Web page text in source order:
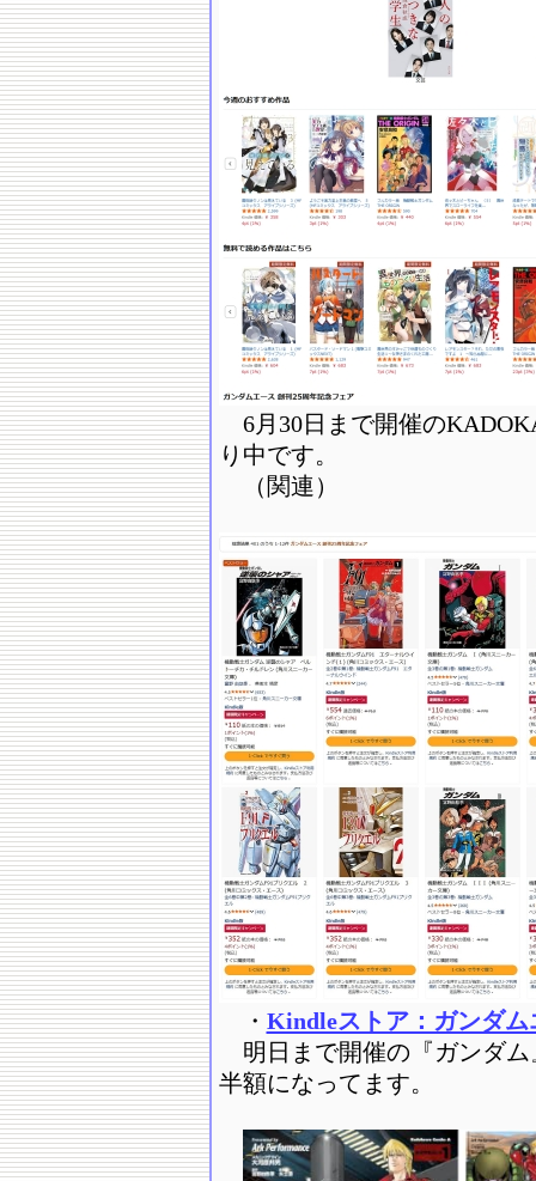
6月30日まで開催の
り中です。
（関連）
・ Kindleストア：ガンダム
明日まで開催の『ガンダム
半額になってます。